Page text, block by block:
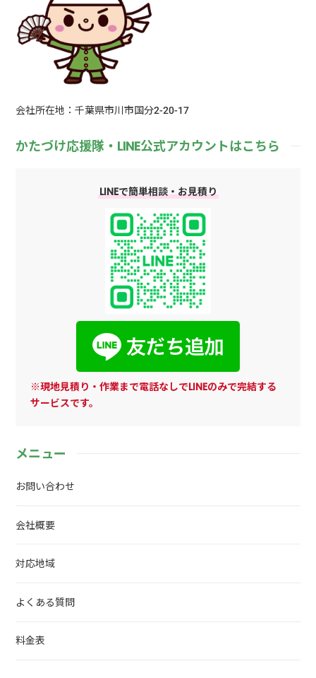
会社所在地：千葉県市川市国分2-20-17
かたづけ応援隊・LINE公式アカウントはこちら
LINEで簡単相談・お見積り
※現地見積り・作業まで電話なしでLINEのみで完結する
サービスです。
メニュー
お問い合わせ
会社概要
対応地域
よくある質問
料金表